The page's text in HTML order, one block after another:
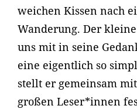
weichen Kissen nach
Wanderung. Der
uns mit in seine
eine eigentlich so
stellt er gemeinsam
großen Leser*innen